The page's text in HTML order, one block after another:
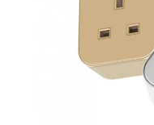
Schienensteckdose
Tischmontage-
Vertieftes